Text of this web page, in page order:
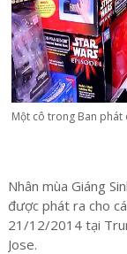
Một cô trong Ban phát
Nhân mùa Giáng
được phát ra cho
21/12/2014 tại
Jose.